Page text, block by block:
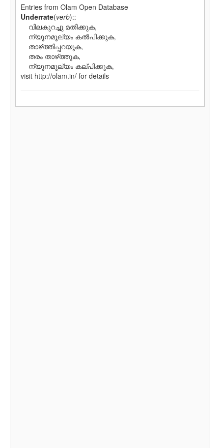
Entries from Olam Open Database
Underrate(verb)::
വിലകുറച്ചു മതിക്കുക,
ന്യൂനമൂല്യം കല്‍പിക്കുക,
താഴ്‌ത്തിപ്പറയുക,
തരം താഴ്‌ത്തുക,
ന്യൂനമൂല്യം കല്‌പിക്കുക,
visit http://olam.in/ for details